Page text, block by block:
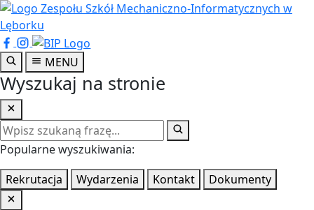
Przejdź
do
treści
głównej MENU
Wyszukaj na stronie
Popularne wyszukiwania:
Rekrutacja
Wydarzenia Kontakt Dokumenty